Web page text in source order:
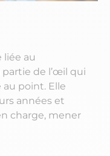
liée au
de l’œil qui
point. Elle
années et
charge, mener